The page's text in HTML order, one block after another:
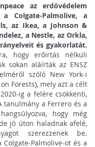
az erdővédelem
Colgate-Palmolive, a
az Ikea, a Johnson &
a Nestle, az Orkla,
és gyakorlatát.
hogy erőirtás nélküli
sokan aláírták az ENSZ
szóló New York-i
Forests), mely azt a célt
ig a felére csökkenti,
tanulmány a Ferrero és a
hogy még
jó úton haladnak afelé,
szerezzenek be.
Palmolive-ot és a